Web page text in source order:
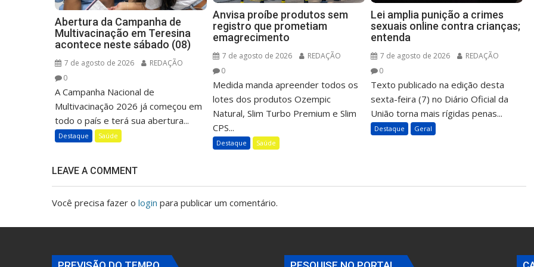
Abertura da Campanha de
Multivacinação em Teresina
acontece neste sábado (08)
7 de agosto de 2026
REDAÇÃO
0
A Campanha Nacional de
Multivacinação 2026 já começou em
todo o país e terá sua abertura...
Destaque Saúde
Anvisa proíbe produtos sem
registro que prometiam
emagrecimento
7 de agosto de 2026
REDAÇÃO
0
Medida manda apreender todos os
lotes dos produtos Ozempic
Natural, Slim Turbo Premium e Slim
CPS...
Destaque Saúde
Lei amplia punição a crimes
sexuais online contra crianças;
entenda
7 de agosto de 2026
REDAÇÃO
0
Texto publicado na edição desta
sexta-feira (7) no Diário Oficial da
União torna mais rígidas penas...
Destaque Geral
LEAVE A COMMENT
Você precisa fazer o login para publicar um comentário.